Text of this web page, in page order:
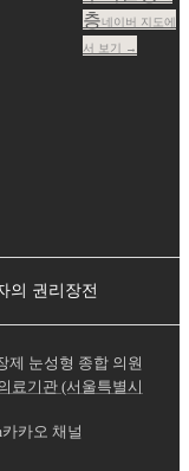
층네이버 지도에
서 보기 →
의 권리장전
제 눈성형 종합 의원
료기관 (서울특별시
카카오 채널